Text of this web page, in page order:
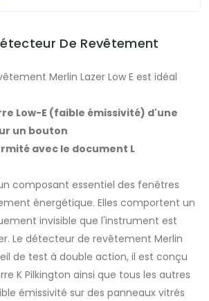
De Revêtement
Merlin Lazer Low E est idéal
Low-E (faible émissivité) d'une
un bouton
avec le document L
composant essentiel des fenêtres
énergétique. Elles comportent un
invisible que l'instrument est
Le détecteur de revêtement Merlin
de test à double action, il est conçu
K Pilkington ainsi que tous les autres
émissivité sur des panneaux vitrés